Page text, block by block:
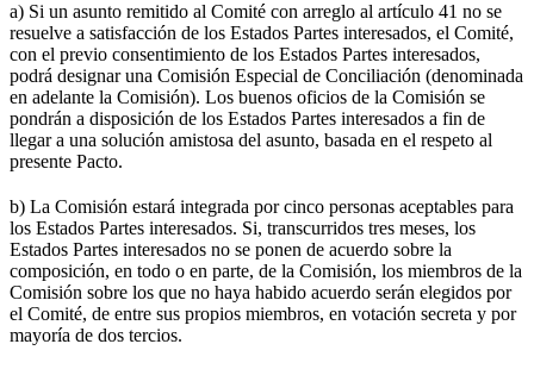
a) Si un asunto remitido al Comité con arreglo al artículo 41 no se
resuelve a satisfacción de los Estados Partes interesados, el Comité,
con el previo consentimiento de los Estados Partes interesados,
podrá designar una Comisión Especial de Conciliación (denominada
en adelante la Comisión). Los buenos oficios de la Comisión se
pondrán a disposición de los Estados Partes interesados a fin de
llegar a una solución amistosa del asunto, basada en el respeto al
presente Pacto.
b) La Comisión estará integrada por cinco personas aceptables para
los Estados Partes interesados. Si, transcurridos tres meses, los
Estados Partes interesados no se ponen de acuerdo sobre la
composición, en todo o en parte, de la Comisión, los miembros de la
Comisión sobre los que no haya habido acuerdo serán elegidos por
el Comité, de entre sus propios miembros, en votación secreta y por
mayoría de dos tercios.